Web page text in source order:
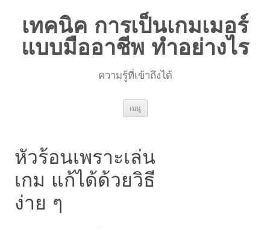
เทคนิค การเป็นเกมเมอร์
แบบมืออาชีพ ทำอย่างไร
ความรู้ที่เข้าถึงได้
เมนู ข้าม
ยัง
หัวร้อนเพราะเล่น
เกม แก้ได้ด้วยวิธี
ง่าย ๆ